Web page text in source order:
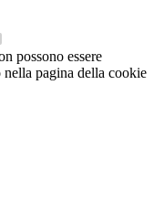
possono essere
pagina della cookie